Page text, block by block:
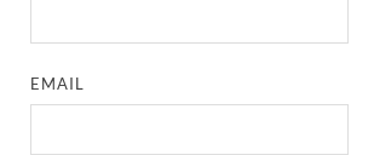
EMAIL